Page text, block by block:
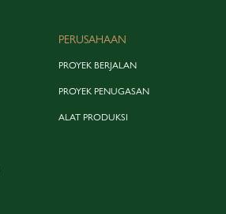
PERUSAHAAN
PROYEK BERJALAN
PROYEK PENUGASAN
ALAT PRODUKSI